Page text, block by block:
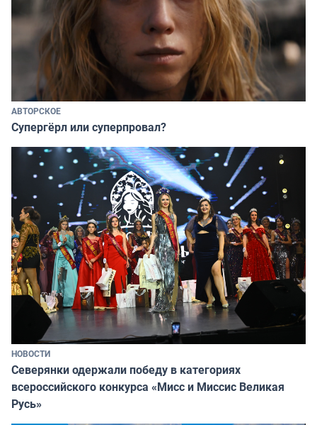
АВТОРСКОЕ
Супергёрл или суперпровал?
НОВОСТИ
Северянки одержали победу в категориях
всероссийского конкурса «Мисс и Миссис Великая
Русь»